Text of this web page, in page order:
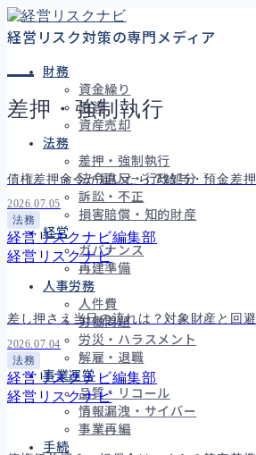
経営リスク対策の専門メディア
財務
資金繰り
融資
資産売却
法務
差押・強制執行
法令違反・行政処分
訴訟・不正
損害賠償・知的財産
経営
ガバナンス
再建準備
人事労務
人件費
労働問題
労災・ハラスメント
解雇・退職
事業運営
品質・リコール
情報漏洩・サイバー
事業再編
手続
CATEGORY
差押・強制執行
債権差押命令が届いたら？給与・預金差
2026.07.05
法務
経営リスクナビ編集部
経営リスクナビ
差し押さえ当日の流れは？対象財産と回
2026.07.04
法務
経営リスクナビ編集部
経営リスクナビ